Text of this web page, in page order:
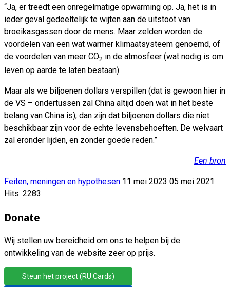
“Ja, er treedt een onregelmatige opwarming op. Ja, het is in
ieder geval gedeeltelijk te wijten aan de uitstoot van
broeikasgassen door de mens. Maar zelden worden de
voordelen van een wat warmer klimaatsysteem genoemd, of
de voordelen van meer CO2 in de atmosfeer (wat nodig is om
leven op aarde te laten bestaan).
Maar als we biljoenen dollars verspillen (dat is gewoon hier in
de VS – ondertussen zal China altijd doen wat in het beste
belang van China is), dan zijn dat biljoenen dollars die niet
beschikbaar zijn voor de echte levensbehoeften. De welvaart
zal eronder lijden, en zonder goede reden.”
Een bron
Feiten, meningen en hypothesen 11 mei 2023 05 mei 2021
Hits: 2283
Donate
Wij stellen uw bereidheid om ons te helpen bij de
ontwikkeling van de website zeer op prijs.
Steun het project (RU Cards)